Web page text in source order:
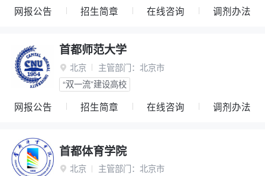
网报公告 招生简章 在线咨询 调剂办法
首都师范大学
 北京 主管部门： 北京市
“双一流”建设高校
网报公告 招生简章 在线咨询 调剂办法
首都体育学院
 北京 主管部门： 北京市